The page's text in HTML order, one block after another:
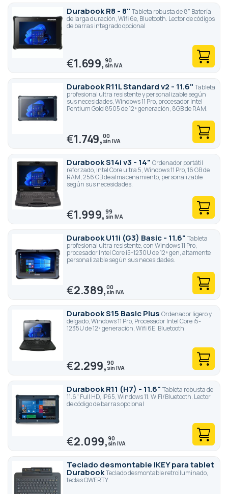
Durabook R8 - 8" Tableta robusta de 8" Batería
de larga duración, Wifi 6e, Bluetooth. Lector de códigos
de barras integrado opcional
€1.699,90
Durabook R11L Standard v2 - 11.6" Tableta
profesional ultra resistente y personalizable según
sus necesidades, Windows 11 Pro, procesador Intel
Pentium Gold 8505 de 12ª generación, 8GB de RAM.
€1.749,00
Durabook S14i v3 - 14" Ordenador portátil
reforzado, Intel Core ultra 5, Windows 11 Pro, 16 GB de
RAM, 256 GB de almacenamiento, personalizable
según sus necesidades.
€1.999,99
Durabook U11i (G3) Basic - 11.6" Tableta
profesional ultra resistente, con Windows 11 Pro,
procesador Intel Core i5-1230U de 12ª gen, altamente
personalizable según sus necesidades.
€2.389,00
Durabook S15 Basic Plus Ordenador ligero y
delgado, Windows 11 Pro, Procesador Intel Core i5-
1235U de 12ª generación, Wifi 6E, Bluetooth.
€2.299,90
Durabook R11 (H7) - 11.6" Tableta robusta de
11.6" Full HD, IP65, Windows 11. WIFI/Bluetooth. Lector
de código de barras opcional
€2.099,90
Teclado desmontable IKEY para tablet
DurabookTeclado desmontable retroiluminado,
teclas QWERTY